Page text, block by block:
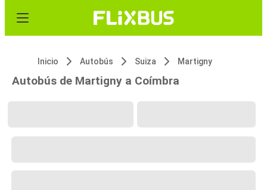
Inicio Autobús Suiza Martigny
Autobús de Martigny a Coímbra